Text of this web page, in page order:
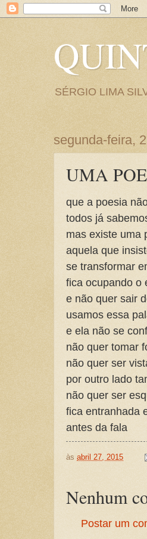
SÉRGIO LIMA
segunda-feira,
UMA
que a poesia
todos já
mas existe uma
aquela que
se transformar
fica ocupando o
e não quer sair
usamos essa
e ela não se
não quer tomar
não quer ser
por outro lado
não quer ser
fica entranhada
antes da fala
às abril 27, 2015
Nenhum
Postar um